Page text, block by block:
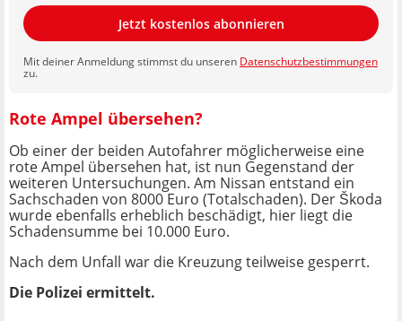
Jetzt kostenlos abonnieren
Mit deiner Anmeldung stimmst du unseren Datenschutzbestimmungen
zu.
Rote Ampel übersehen?
Ob einer der beiden Autofahrer möglicherweise eine
rote Ampel übersehen hat, ist nun Gegenstand der
weiteren Untersuchungen. Am Nissan entstand ein
Sachschaden von 8000 Euro (Totalschaden). Der Škoda
wurde ebenfalls erheblich beschädigt, hier liegt die
Schadensumme bei 10.000 Euro.
Nach dem Unfall war die Kreuzung teilweise gesperrt.
Die Polizei ermittelt.